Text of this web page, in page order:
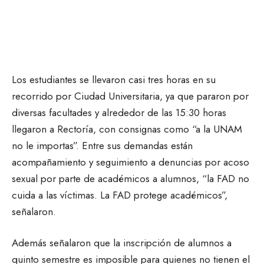
Los estudiantes se llevaron casi tres horas en su
recorrido por Ciudad Universitaria, ya que pararon por
diversas facultades y alrededor de las 15:30 horas
llegaron a Rectoría, con consignas como “a la UNAM
no le importas”. Entre sus demandas están
acompañamiento y seguimiento a denuncias por acoso
sexual por parte de académicos a alumnos, “la FAD no
cuida a las víctimas. La FAD protege académicos”,
señalaron.
Además señalaron que la inscripción de alumnos a
quinto semestre es imposible para quienes no tienen el